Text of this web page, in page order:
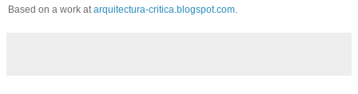
Based on a work at arquitectura-critica.blogspot.com